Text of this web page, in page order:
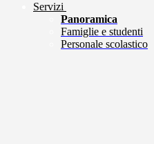
Servizi
Panoramica
Famiglie e studenti
Personale scolastico